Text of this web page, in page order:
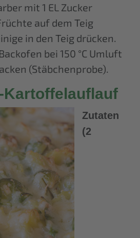
mit 1 EL Zucker
auf dem Teig
in den Teig drücken.
bei 150 °C Umluft
(Stäbchenprobe).
Kartoffelauflauf
Zutaten
(2